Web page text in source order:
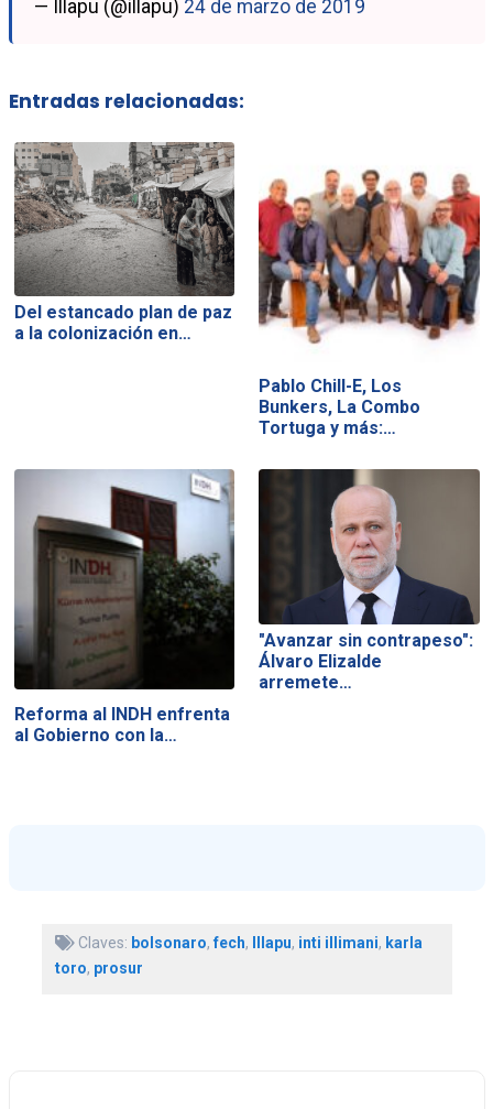
— Illapu (@illapu) 24 de marzo de 2019
Entradas relacionadas:
Del estancado plan de paz
a la colonización en…
Pablo Chill-E, Los
Bunkers, La Combo
Tortuga y más:…
Reforma al INDH enfrenta
al Gobierno con la…
"Avanzar sin contrapeso":
Álvaro Elizalde
arremete…
Claves: bolsonaro,fech, Illapu, inti illimani, karla
toro, prosur